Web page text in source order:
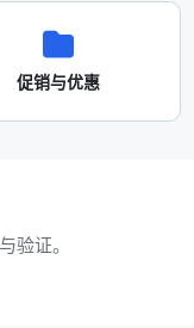
促销与优惠
验证。